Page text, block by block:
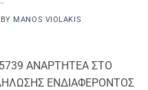
BY MANOS VIOLAKIS
ΑΝΑΡΤΗΤΕΑ ΣΤΟ
ΕΝΔΙΑΦΕΡΟΝΤΟΣ